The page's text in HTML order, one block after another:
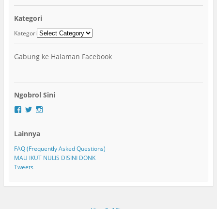
Kategori
Kategori
Gabung ke Halaman Facebook
Ngobrol Sini
F
e
o
o
T
t
e
r
g
r
Lainnya
FAQ (Frequently Asked Questions)
MAU IKUT NULIS DISINI DONK
Tweets